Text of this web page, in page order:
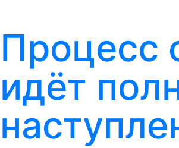
Процесс
идёт